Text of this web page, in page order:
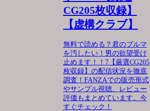
CG205枚収録】
【虚構クラブ】
無料で読める？君のブルマ
を汚したい！男の欲望受け
止めます！！7【厳選CG205
枚収録】の配信状況を徹底
調査！FANZAでの販売形式
やサンプル視聴、レビュー
評価もまとめています。今
すぐチェック！